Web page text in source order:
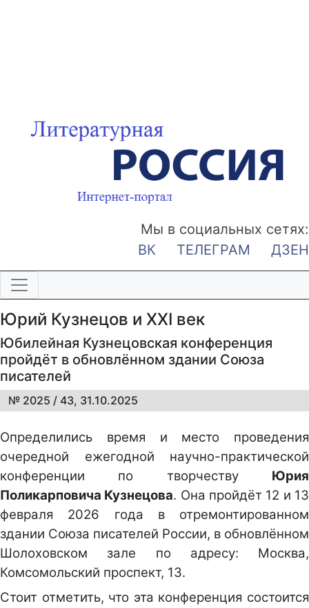
Мы в социальных сетях:
ВК
ТЕЛЕГРАМ ДЗЕН
Юрий Кузнецов и XXI век
Юбилейная Кузнецовская конференция
пройдёт в обновлённом здании Союза
писателей
№ 2025 / 43, 31.10.2025
Определились время и место проведения
очередной ежегодной научно-практической
конференции по творчеству Юрия
Поликарповича Кузнецова. Она пройдёт 12 и 13
февраля 2026 года в отремонтированном
здании Союза писателей России, в обновлённом
Шолоховском зале по адресу: Москва,
Комсомольский проспект, 13.
Стоит отметить, что эта конференция состоится